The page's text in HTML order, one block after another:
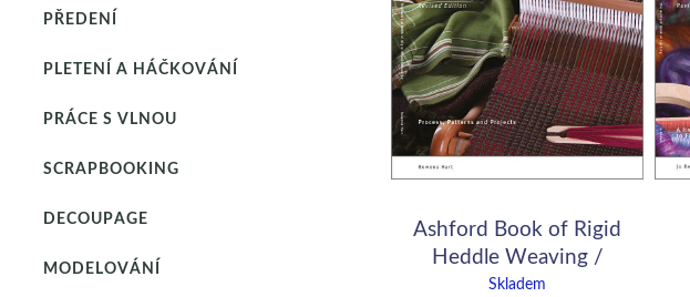
PŘEDENÍ
PLETENÍ A HÁČKOVÁNÍ
PRÁCE S VLNOU
SCRAPBOOKING
DECOUPAGE
MODELOVÁNÍ
Ashford Book of Rigid
Heddle Weaving /
Rowena Hart
Skladem